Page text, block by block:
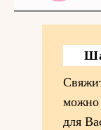
можно
для